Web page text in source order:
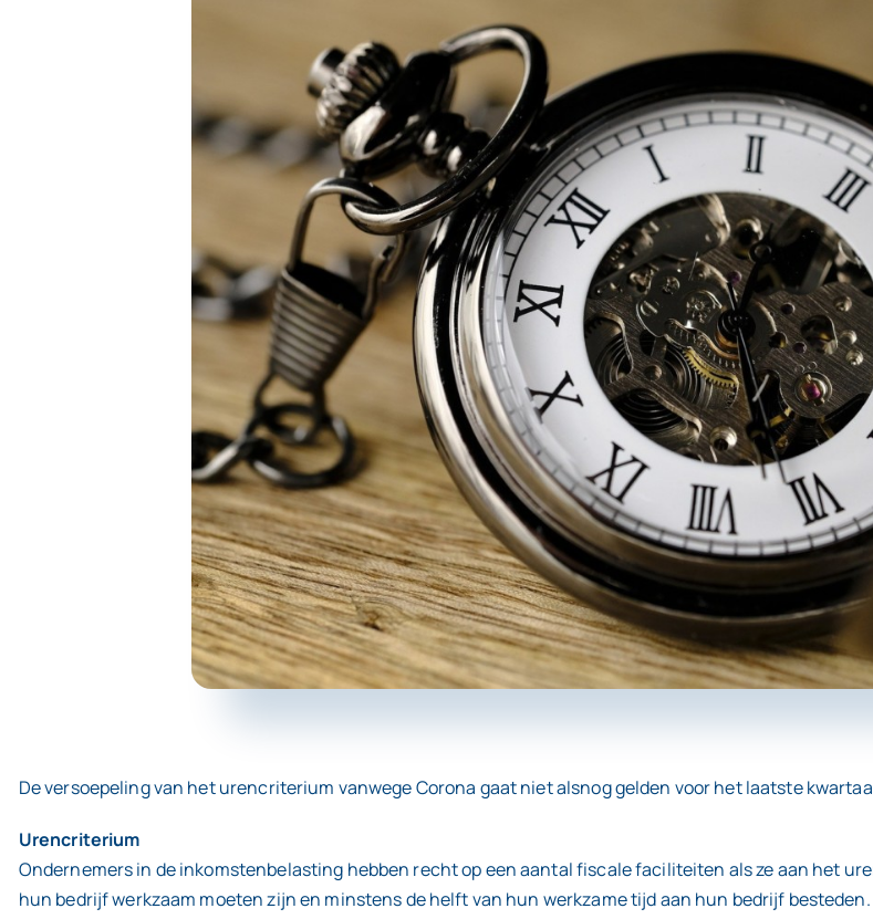
De versoepeling van het urencriterium vanwege Corona gaat niet alsnog gelden voor het laatste
Urencriterium
Ondernemers in de inkomstenbelasting hebben recht op een aantal fiscale faciliteiten als ze aan het
hun bedrijf werkzaam moeten zijn en minstens de helft van hun werkzame tijd aan hun bedrijf besteden.